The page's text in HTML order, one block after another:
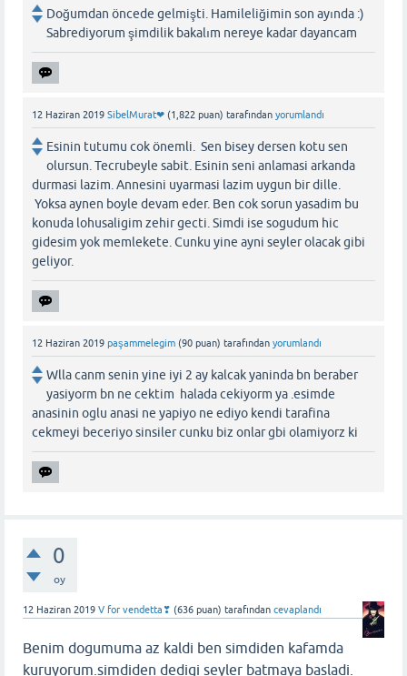
Doğumdan öncede gelmişti. Hamileliğimin son ayında :)
Sabrediyorum şimdilik bakalım nereye kadar dayancam
12 Haziran 2019 SibelMurat❤ (1,822 puan) tarafından yorumlandı
Esinin tutumu cok önemli. Sen bisey dersen kotu sen
olursun. Tecrubeyle sabit. Esinin seni anlamasi arkanda
durmasi lazim. Annesini uyarmasi lazim uygun bir dille.
Yoksa aynen boyle devam eder. Ben cok sorun yasadim bu
konuda lohusaligim zehir gecti. Simdi ise sogudum hic
gidesim yok memlekete. Cunku yine ayni seyler olacak gibi
geliyor.
12 Haziran 2019 paşammelegim (90 puan) tarafından yorumlandı
Wlla canm senin yine iyi 2 ay kalcak yaninda bn beraber
yasiyorm bn ne cektim halada cekiyorm ya .esimde
anasinin oglu anasi ne yapiyo ne ediyo kendi tarafina
cekmeyi beceriyo sinsiler cunku biz onlar gbi olamiyorz ki
0
oy
12 Haziran 2019 V for vendetta❣ (636 puan) tarafından cevaplandı
Benim dogumuma az kaldi ben simdiden kafamda
kuruyorum.simdiden dedigi seyler batmaya basladi.